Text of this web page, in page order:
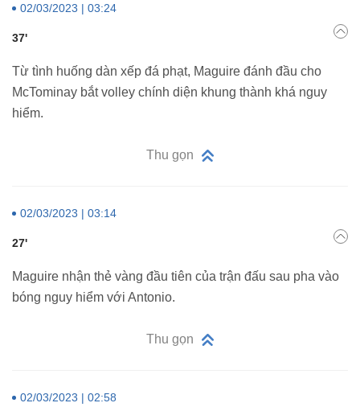
02/03/2023 | 03:24
37'
Từ tình huống dàn xếp đá phạt, Maguire đánh đầu cho
McTominay bắt volley chính diện khung thành khá nguy
hiểm.
Thu gọn
02/03/2023 | 03:14
27'
Maguire nhận thẻ vàng đầu tiên của trận đấu sau pha vào
bóng nguy hiểm với Antonio.
Thu gọn
02/03/2023 | 02:58